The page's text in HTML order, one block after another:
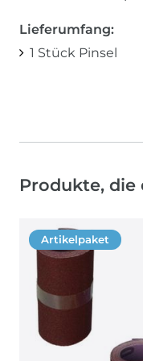
Lieferumfang:
1 Stück Pinsel
Produkte,
Artikelpaket